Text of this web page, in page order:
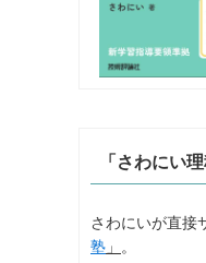
「さわにい
さわにいが直接
塾 」 。